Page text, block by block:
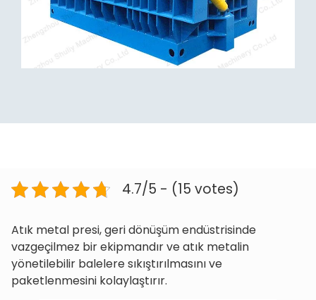
4.7/5 - (15 votes)
Atık metal presi, geri dönüşüm endüstrisinde
vazgeçilmez bir ekipmandır ve atık metalin
yönetilebilir balelere sıkıştırılmasını ve
paketlenmesini kolaylaştırır.